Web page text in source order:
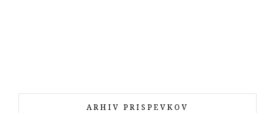
ARHIV PRISPEVKOV